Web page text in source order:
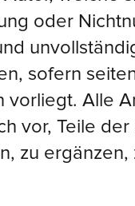
oder
sofern
vorliegt. Alle
vor, Teile
zu ergänzen,